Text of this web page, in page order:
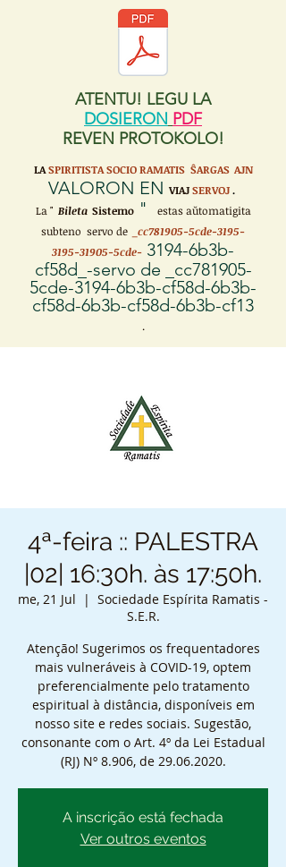
ATENTU! LEGU LA
DOSIERON PDF
REVEN PROTOKOLO!
LA SPIRITISTA SOCIO RAMATIS ŜARGAS AJN
VALORON EN VIAJSERVOJ.
La " Bileta Sistemo"
estas aŭtomatigita
subteno servo de
_cc781905-5cde-3195-
3195-31905-5cde- 3194-6b3b-
cf58d_-servo de _cc781905-
5cde-3194-6b3b-cf58d-6b3b-
cf58d-6b3b-cf58d-6b3b-cf13
.
4ª-feira :: PALESTRA
|02| 16:30h. às 17:50h.
me, 21 Jul
  |
Sociedade Espírita Ramatis -
S.E.R.
Atenção! Sugerimos os frequentadores
mais vulneráveis à COVID-19, optem
preferencialmente pelo tratamento
espiritual à distância, disponíveis em
nosso site e redes sociais. Sugestão,
consonante com o Art. 4º da Lei Estadual
(RJ) Nº 8.906, de 29.06.2020.
A inscrição está fechada
Ver outros eventos